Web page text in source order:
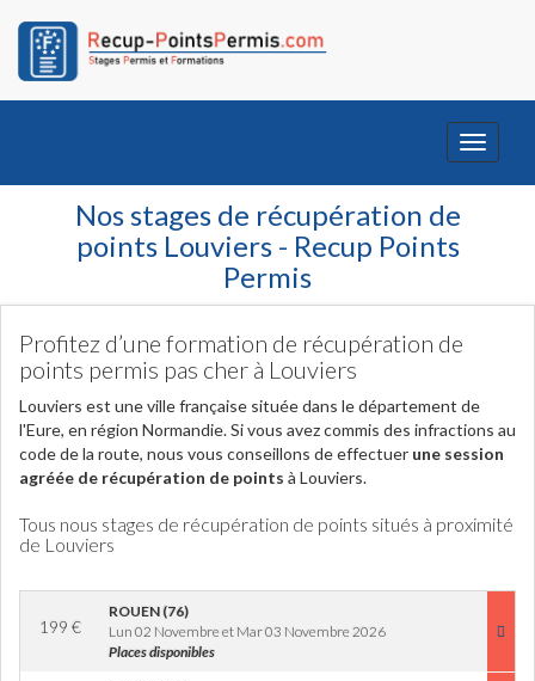
Toggle
Nos stages de récupération de
points Louviers - Recup Points
Permis
Profitez d’une formation de récupération de
points permis pas cher à Louviers
Louviers est une ville française située dans le département de
l'Eure, en région Normandie. Si vous avez commis des infractions au
code de la route, nous vous conseillons de effectuer une session
agréée de récupération de points à Louviers.
Tous nous stages de récupération de points situés à proximité
de Louviers
199 €
ROUEN (76)
Lun 02 Novembre et Mar 03 Novembre 2026
Places disponibles